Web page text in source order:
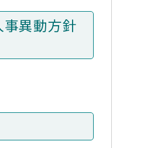
異動方針